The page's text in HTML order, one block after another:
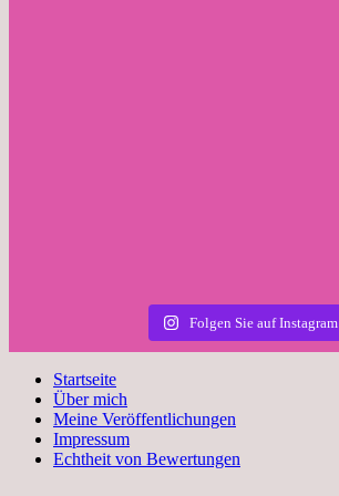
Folgen Sie auf Instagram
Startseite
Über mich
Meine Veröffentlichungen
Impressum
Echtheit von Bewertungen